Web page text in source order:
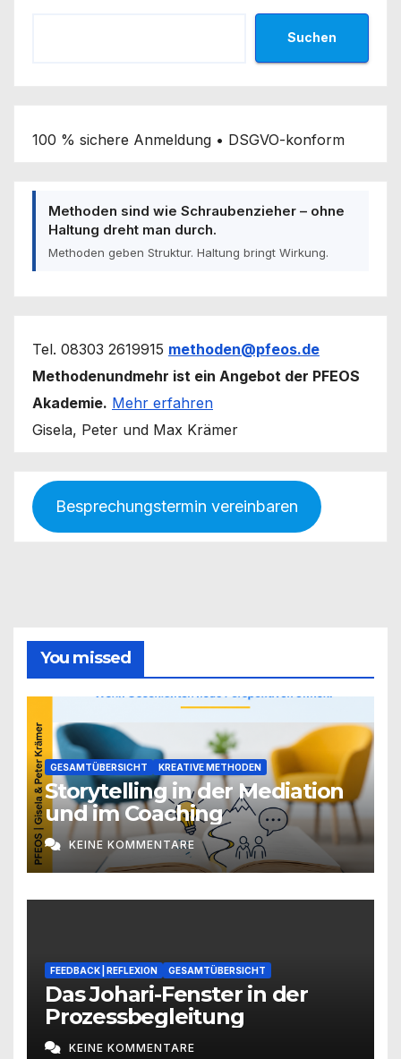
Suchen
100 % sichere Anmeldung • DSGVO-konform
Methoden sind wie Schraubenzieher – ohne
Haltung dreht man durch.
Methoden geben Struktur. Haltung bringt Wirkung.
Tel. 08303 2619915 methoden@pfeos.de
Methodenundmehr ist ein Angebot der PFEOS
Akademie. Mehr erfahren
Gisela, Peter und Max Krämer
Besprechungstermin vereinbaren
You missed
GESAMTÜBERSICHT KREATIVE METHODEN
Storytelling in der Mediation
und im Coaching
KEINE KOMMENTARE
FEEDBACK | REFLEXION GESAMTÜBERSICHT
Das Johari-Fenster in der
Prozessbegleitung
KEINE KOMMENTARE